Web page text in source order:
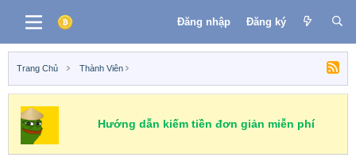
Đăng nhập Đăng ký
Trang Chủ Thành Viên
Hướng dẫn kiếm tiền đơn giản miễn phí